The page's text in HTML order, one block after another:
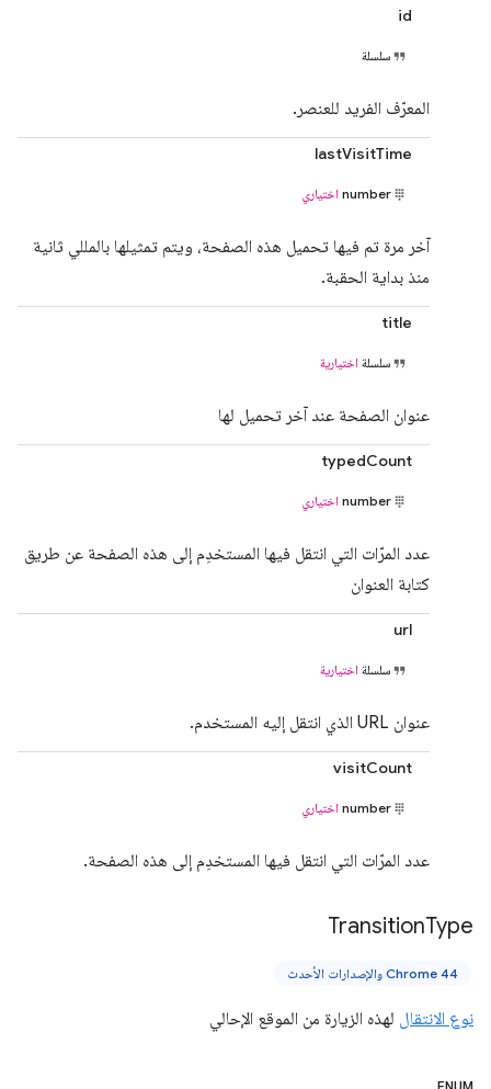
id
سلسلة
المعرّف الفريد للعنصر.
lastVisitTime
number اختياري
آخر مرة تم فيها تحميل هذه الصفحة، ويتم تمثيلها بالمللي ثانية
منذ بداية الحقبة.
title
سلسلة اختيارية
عنوان الصفحة عند آخر تحميل لها
typedCount
number اختياري
عدد المرّات التي انتقل فيها المستخدِم إلى هذه الصفحة عن طريق
كتابة العنوان
url
سلسلة اختيارية
عنوان URL الذي انتقل إليه المستخدم.
visitCount
number اختياري
عدد المرّات التي انتقل فيها المستخدِم إلى هذه الصفحة.
TransitionType
Chrome 44 والإصدارات الأحدث
نوع الانتقال لهذه الزيارة من الموقع الإحالي